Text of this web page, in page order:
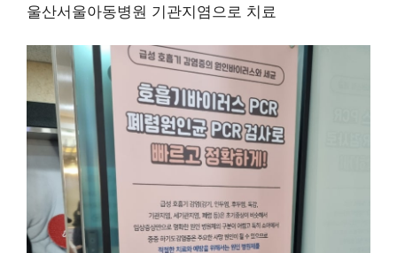
울산서울아동병원 기관지염으로 치료